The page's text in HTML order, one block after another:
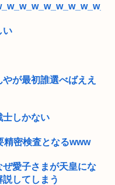
い
が最初誰選べばええ
士しかない
精密検査となるwww
愛子さまが天皇にな
してしまう